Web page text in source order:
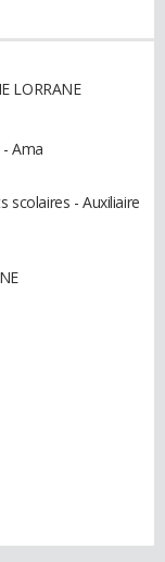
LORRANE
Ama
scolaires - Auxiliaire